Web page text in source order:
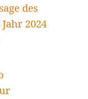
des
2024